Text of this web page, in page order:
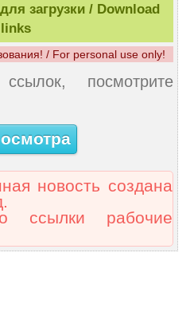
загрузки / Download
links
/ For personal use only!
посмотрите
новость создана
ссылки рабочие